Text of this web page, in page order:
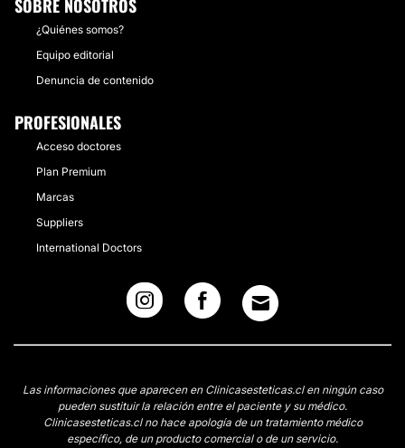
SOBRE NOSOTROS
¿Quiénes somos?
Equipo editorial
Denuncia de contenido
PROFESIONALES
Acceso doctores
Plan Premium
Marcas
Suppliers
International Doctors
Las informaciones que aparecen en Clinicasesteticas.cl en ningún caso
pueden sustituir la relación entre el paciente y su médico.
Clinicasesteticas.cl no hace apología de un tratamiento médico
específico, de un producto comercial o de un servicio.